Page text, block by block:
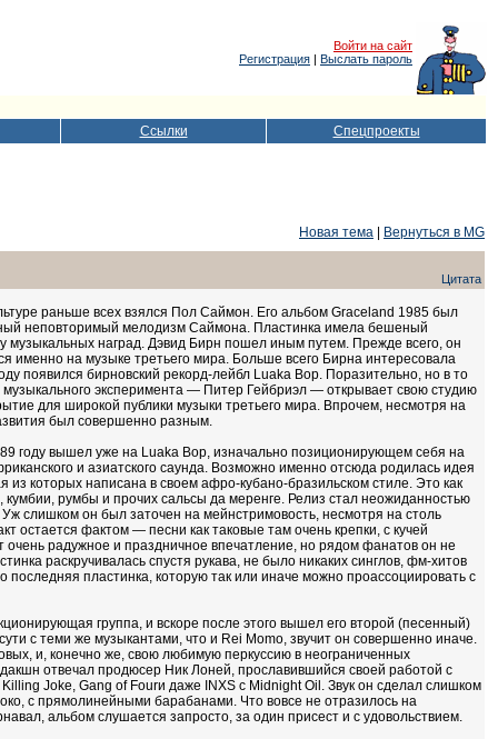
Войти на сайт
Регистрация | Выслать пароль
Ссылки Спецпроекты
Новая тема Вернуться в MG
Цитата
раньше всех взялся Пол Саймон. Его альбом Graceland 1985 был
неповторимый мелодизм Саймона. Пластинка имела бешеный
музыкальных наград. Дэвид Бирн пошел иным путем. Прежде всего, он
именно на музыке третьего мира. Больше всего Бирна интересовала
появился бирновский рекорд-лейбл Luaka Bop. Поразительно, но в то
эксперимента — Питер Гейбриэл — открывает свою студию
для широкой публики музыки третьего мира. Впрочем, несмотря на
был совершенно разным.
году вышел уже на Luaka Bop, изначально позиционирующем себя на
и азиатского саунда. Возможно именно отсюда родилась идея
из которых написана в своем афро-кубано-бразильском стиле. Это как
румбы и прочих сальсы да меренге. Релиз стал неожиданностью
слишком он был заточен на мейнстримовость, несмотря на столь
остается фактом — песни как таковые там очень крепки, с кучей
радужное и праздничное впечатление, но рядом фанатов он не
раскручивалась спустя рукава, не было никаких синглов, фм-хитов
пластинка, которую так или иначе можно проассоциировать с
группа, и вскоре после этого вышел его второй (песенный)
с теми же музыкантами, что и Rei Momo, звучит он совершенно иначе.
и, конечно же, свою любимую перкуссию в неограниченных
отвечал продюсер Ник Лоней, прославившийся своей работой с
Joke, Gang of Fourи даже INXS с Midnight Oil. Звук он сделал слишком
с прямолинейными барабанами. Что вовсе не отразилось на
альбом слушается запросто, за один присест и с удовольствием.